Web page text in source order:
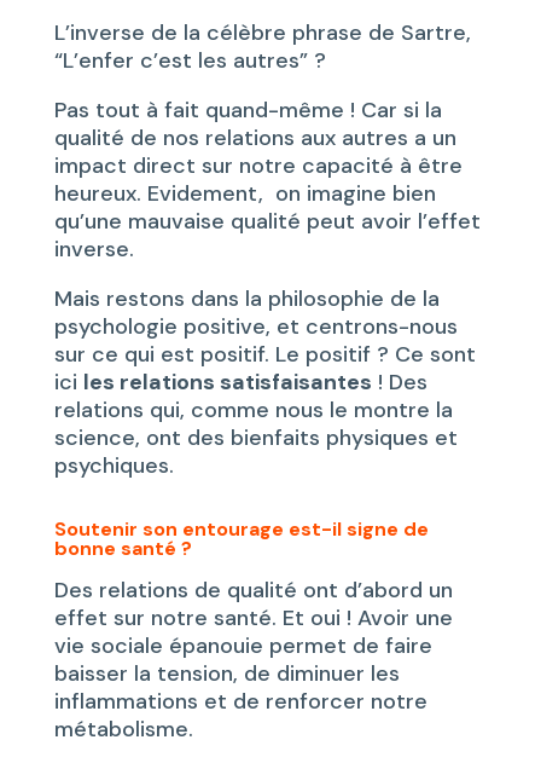
L’inverse de la célèbre phrase de Sartre,
“L’enfer c’est les autres” ?
Pas tout à fait quand-même ! Car si la
qualité de nos relations aux autres a un
impact direct sur notre capacité à être
heureux. Evidement, on imagine bien
qu’une mauvaise qualité peut avoir l’effet
inverse.
Mais restons dans la philosophie de la
psychologie positive, et centrons-nous
sur ce qui est positif. Le positif ? Ce sont
ici les relations satisfaisantes ! Des
relations qui, comme nous le montre la
science, ont des bienfaits physiques et
psychiques.
Soutenir son entourage est-il signe de
bonne santé ?
Des relations de qualité ont d’abord un
effet sur notre santé. Et oui ! Avoir une
vie sociale épanouie permet de faire
baisser la tension, de diminuer les
inflammations et de renforcer notre
métabolisme.